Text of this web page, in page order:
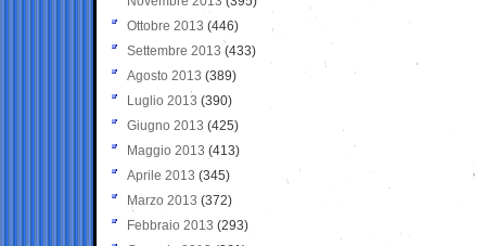
Ottobre 2013 (446)
Settembre 2013 (433)
Agosto 2013 (389)
Luglio 2013 (390)
Giugno 2013 (425)
Maggio 2013 (413)
Aprile 2013 (345)
Marzo 2013 (372)
Febbraio 2013 (293)